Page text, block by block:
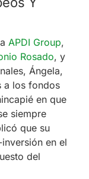
APDI Group,
Rosado, y
Ángela,
a los fondos
en que
siempre
que su
en el
del